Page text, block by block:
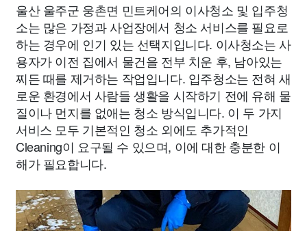
울산 울주군 웅촌면 민트케어의 이사청소 및 입주청
소는 많은 가정과 사업장에서 청소 서비스를 필요로
하는 경우에 인기 있는 선택지입니다. 이사청소는 사
용자가 이전 집에서 물건을 전부 치운 후, 남아있는
찌든 때를 제거하는 작업입니다. 입주청소는 전혀 새
로운 환경에서 사람들 생활을 시작하기 전에 유해 물
질이나 먼지를 없애는 청소 방식입니다. 이 두 가지
서비스 모두 기본적인 청소 외에도 추가적인
Cleaning이 요구될 수 있으며, 이에 대한 충분한 이
해가 필요합니다.